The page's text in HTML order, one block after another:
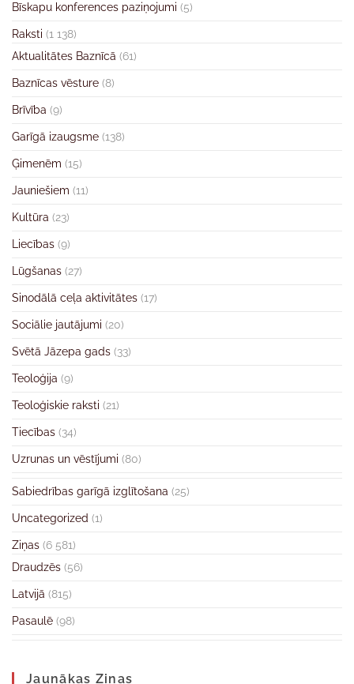
Bīskapu konferences paziņojumi (5)
Raksti (1 138)
Aktualitātes Baznīcā (61)
Baznīcas vēsture (8)
Brīvība (9)
Garīgā izaugsme (138)
Ģimenēm (15)
Jauniešiem (11)
Kultūra (23)
Liecības (9)
Lūgšanas (27)
Sinodālā ceļa aktivitātes (17)
Sociālie jautājumi (20)
Svētā Jāzepa gads (33)
Teoloģija (9)
Teoloģiskie raksti (21)
Tiecības (34)
Uzrunas un vēstījumi (80)
Sabiedrības garīgā izglītošana (25)
Uncategorized (1)
Ziņas (6 581)
Draudzēs (56)
Latvijā (815)
Pasaulē (98)
Jaunākas Ziņas